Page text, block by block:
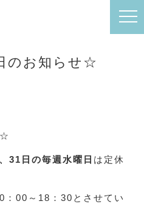
のお知らせ☆
☆
31日の毎週水曜日 は定休
：00～18：30とさせてい